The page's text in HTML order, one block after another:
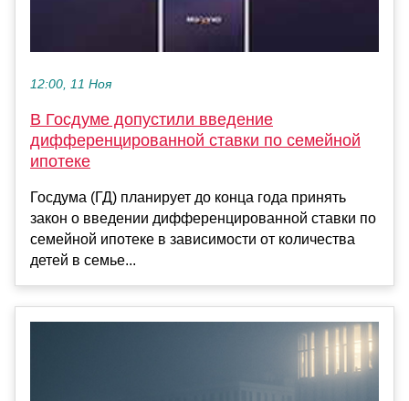
12:00, 11 Ноя
В Госдуме допустили введение
дифференцированной ставки по семейной
ипотеке
Госдума (ГД) планирует до конца года принять
закон о введении дифференцированной ставки по
семейной ипотеке в зависимости от количества
детей в семье...